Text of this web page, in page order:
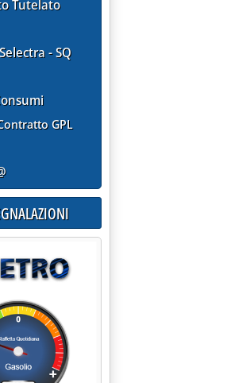
TOCCANO NUOVI RECORD'
Tutelato
- SQ
GPL